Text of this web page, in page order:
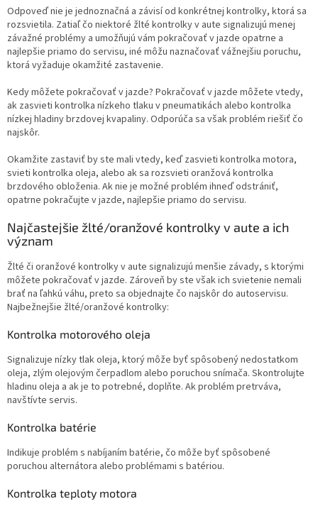
Odpoveď nie je jednoznačná a závisí od konkrétnej kontrolky, ktorá sa
rozsvietila. Zatiaľ čo niektoré žlté kontrolky v aute signalizujú menej
závažné problémy a umožňujú vám pokračovať v jazde opatrne a
najlepšie priamo do servisu, iné môžu naznačovať vážnejšiu poruchu,
ktorá vyžaduje okamžité zastavenie.
Kedy môžete pokračovať v jazde? Pokračovať v jazde môžete vtedy,
ak zasvieti kontrolka nízkeho tlaku v pneumatikách alebo kontrolka
nízkej hladiny brzdovej kvapaliny. Odporúča sa však problém riešiť čo
najskôr.
Okamžite zastaviť by ste mali vtedy, keď zasvieti kontrolka motora,
svieti kontrolka oleja, alebo ak sa rozsvieti oranžová kontrolka
brzdového obloženia. Ak nie je možné problém ihneď odstrániť,
opatrne pokračujte v jazde, najlepšie priamo do servisu.
Najčastejšie žlté/oranžové kontrolky v aute a ich
význam
Žlté či oranžové kontrolky v aute signalizujú menšie závady, s ktorými
môžete pokračovať v jazde. Zároveň by ste však ich svietenie nemali
brať na ľahkú váhu, preto sa objednajte čo najskôr do autoservisu.
Najbežnejšie žlté/oranžové kontrolky:
Kontrolka motorového oleja
Signalizuje nízky tlak oleja, ktorý môže byť spôsobený nedostatkom
oleja, zlým olejovým čerpadlom alebo poruchou snímača. Skontrolujte
hladinu oleja a ak je to potrebné, doplňte. Ak problém pretrváva,
navštívte servis.
Kontrolka batérie
Indikuje problém s nabíjaním batérie, čo môže byť spôsobené
poruchou alternátora alebo problémami s batériou.
Kontrolka teploty motora